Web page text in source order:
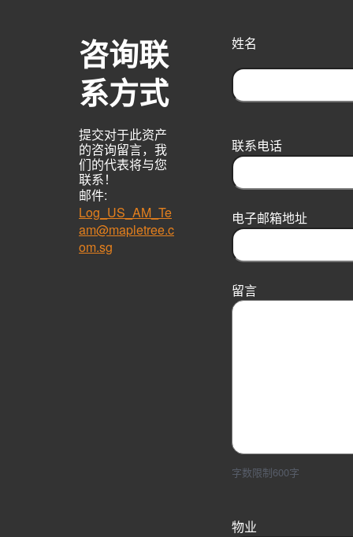
咨询联
系方式
提交对于此资产
的咨询留言，我
们的代表将与您
联系！
邮件:
Log_US_AM_Te
am@mapletree.c
om.sg
姓名
r
s
t
联系电话
电子邮箱地址
留言
字数限制600字
物业